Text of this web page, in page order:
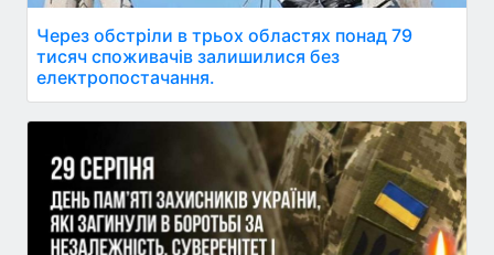
Через обстріли в трьох областях понад 79
тисяч споживачів залишилися без
електропостачання.